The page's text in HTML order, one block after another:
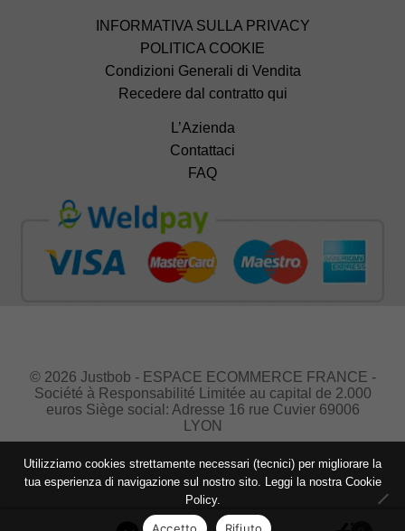
INFORMATIVA SULLA PRIVACY
POLITICA COOKIE
Condizioni Generali di Vendita
Recedere dal contratto qui
L’Azienda
Contattaci
FAQ
© 2026 Justbob - ESPACE ECOMMERCE FRANCE -
Société à Responsabilité Limitée au capital de 2.000
euros Siège social: Adresse 16 rue Cuvier 69006
LYON
Utilizziamo cookies strettamente necessari (tecnici) per migliorare la
tua esperienza di navigazione sul nostro sito. Leggi la nostra Cookie
Policy.
Accetto Rifiuto